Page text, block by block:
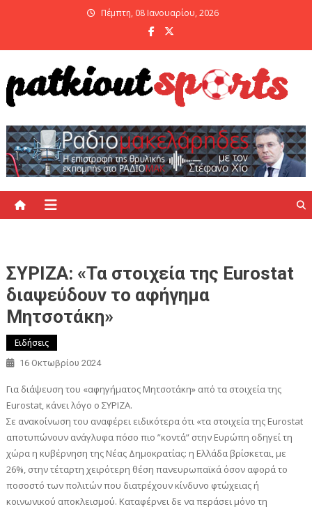
Πέμπτη, 08 Ιανουαρίου, 2026
ΣΥΡΙΖΑ: «Τα στοιχεία της Eurostat
διαψεύδουν το αφήγημα
Μητσοτάκη»
Ειδήσεις
16 Οκτωβρίου 2024
Για διάψευση του «αφηγήματος Μητσοτάκη» από τα στοιχεία της
Eurostat, κάνει λόγο ο ΣΥΡΙΖΑ.
Σε ανακοίνωση του αναφέρει ειδικότερα ότι «τα στοιχεία της Eurostat
αποτυπώνουν ανάγλυφα πόσο πιο ”κοντά” στην Ευρώπη οδηγεί τη
χώρα η κυβέρνηση της Νέας Δημοκρατίας: η Ελλάδα βρίσκεται, με
26%, στην τέταρτη χειρότερη θέση πανευρωπαϊκά όσον αφορά το
ποσοστό των πολιτών που διατρέχουν κίνδυνο φτώχειας ή
κοινωνικού αποκλεισμού. Καταφέρνει δε να περάσει μόνο τη